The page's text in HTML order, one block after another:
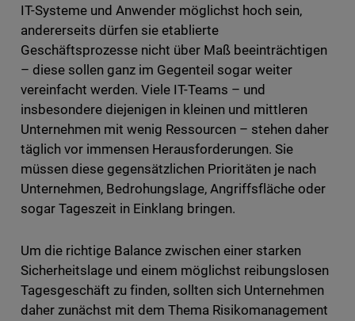
IT-Systeme und Anwender möglichst hoch sein,
andererseits dürfen sie etablierte
Geschäftsprozesse nicht über Maß beeinträchtigen
– diese sollen ganz im Gegenteil sogar weiter
vereinfacht werden. Viele IT-Teams – und
insbesondere diejenigen in kleinen und mittleren
Unternehmen mit wenig Ressourcen – stehen daher
täglich vor immensen Herausforderungen. Sie
müssen diese gegensätzlichen Prioritäten je nach
Unternehmen, Bedrohungslage, Angriffsfläche oder
sogar Tageszeit in Einklang bringen.
Um die richtige Balance zwischen einer starken
Sicherheitslage und einem möglichst reibungslosen
Tagesgeschäft zu finden, sollten sich Unternehmen
daher zunächst mit dem Thema Risikomanagement